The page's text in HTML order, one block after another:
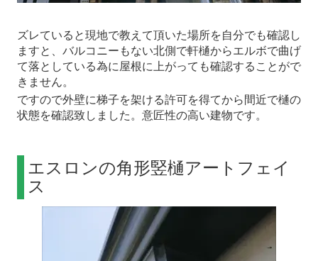
ズレていると現地で教えて頂いた場所を自分でも確認し
ますと、バルコニーもない北側で軒樋からエルボで曲げ
て落としている為に屋根に上がっても確認することがで
きません。
ですので外壁に梯子を架ける許可を得てから間近で樋の
状態を確認致しました。意匠性の高い建物です。
エスロンの角形竪樋アートフェイ
ス